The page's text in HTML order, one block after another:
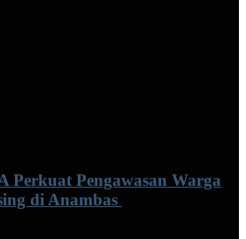
Perkuat Pengawasan Warga
di Anambas